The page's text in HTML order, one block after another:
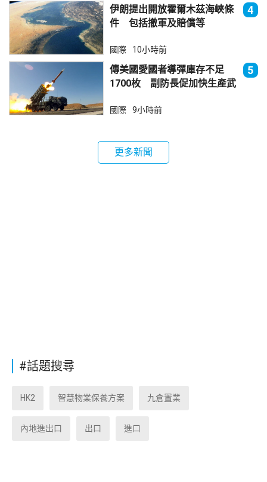
伊朗提出開放霍爾木茲海峽條
件 包括撤軍及賠償等
4
國際 10小時前
傳美國愛國者導彈庫存不足
1700枚 副防長促加快生產武
5
國際 9小時前
更多新聞
#話題搜尋
HK2 智慧物業保養方案 九倉置業
內地進出口 出口 進口